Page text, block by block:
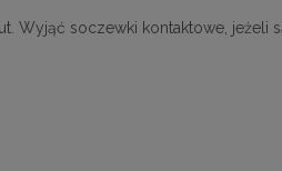
Wyjąć soczewki kontaktowe, jeżeli